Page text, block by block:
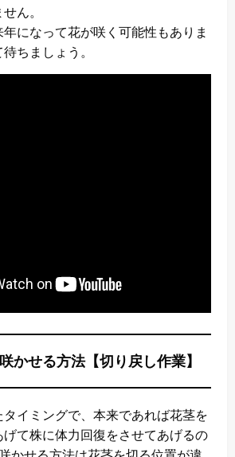
ん。
になって花が咲く可能性もありま
ちましょう。
かせる方法【切り戻し作業】
イミングで、本来であれば花茎を
て株に体力回復をさせてあげるの
かせる方法は花茎を切る位置が違